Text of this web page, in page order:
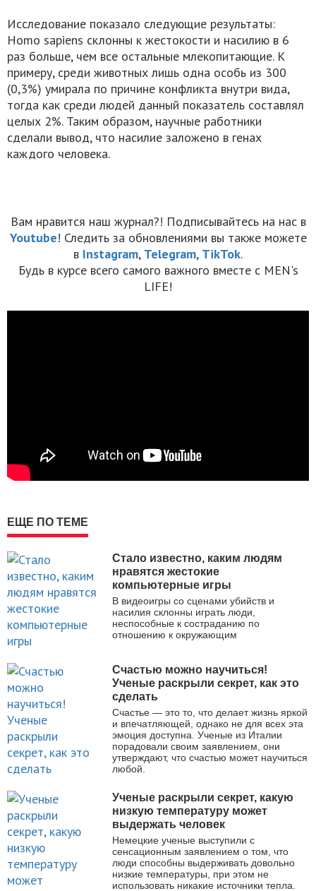
Исследование показало следующие результаты:
Homo sapiens склонны к жестокости и насилию в 6
раз больше, чем все остальные млекопитающие. К
примеру, среди животных лишь одна особь из 300
(0,3%) умирала по причине конфликта внутри вида,
тогда как среди людей данный показатель составлял
целых 2%. Таким образом, научные работники
сделали вывод, что насилие заложено в генах
каждого человека.
Вам нравится наш журнал?! Подписывайтесь на нас в
Youtube! Следить за обновлениями вы также можете
в Instagram, Telegram, TikTok.
Будь в курсе всего самого важного вместе с MEN's
LIFE!
ЕЩЕ ПО ТЕМЕ
Стало известно, каким людям
нравятся жестокие
компьютерные игры
В видеоигры со сценами убийств и
насилия склонны играть люди,
неспособные к состраданию по
отношению к окружающим
Счастью можно научиться!
Ученые раскрыли секрет, как это
сделать
Счастье — это то, что делает жизнь яркой
и впечатляющей, однако не для всех эта
эмоция доступна. Ученые из Италии
порадовали своим заявлением, они
утверждают, что счастью может научиться
любой.
Ученые раскрыли секрет, какую
низкую температуру может
выдержать человек
Немецкие ученые выступили с
сенсационным заявлением о том, что
люди способны выдерживать довольно
низкие температуры, при этом не
использовать никакие источники тепла.